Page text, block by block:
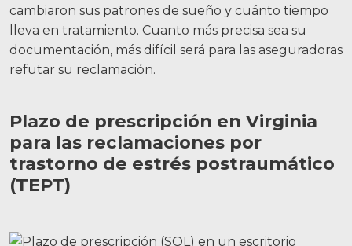
cambiaron sus patrones de sueño y cuánto tiempo
lleva en tratamiento. Cuanto más precisa sea su
documentación, más difícil será para las aseguradoras
refutar su reclamación.
Plazo de prescripción en Virginia
para las reclamaciones por
trastorno de estrés postraumático
(TEPT)